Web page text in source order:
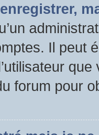
Il peut
forum pour